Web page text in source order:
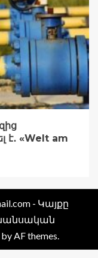
«Welt am
- Կայքը
by AF themes.